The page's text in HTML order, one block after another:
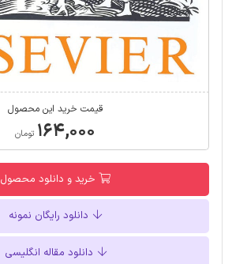
قیمت خرید این محصول
۱۶۴,۰۰۰ تومان
خرید و دانلود محصول
دانلود رایگان نمونه
دانلود مقاله انگلیسی